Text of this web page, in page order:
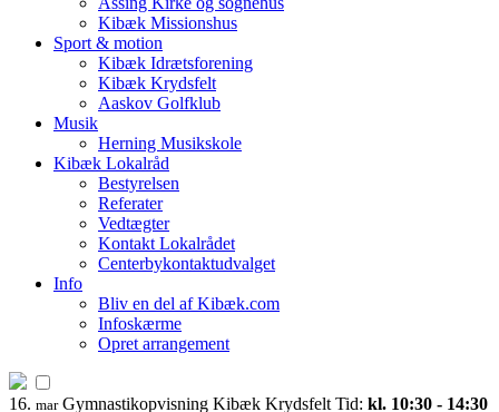
Kibæk Missionshus
Sport & motion
Kibæk Idrætsforening
Kibæk Krydsfelt
Aaskov Golfklub
Musik
Herning Musikskole
Kibæk Lokalråd
Bestyrelsen
Referater
Vedtægter
Kontakt Lokalrådet
Centerbykontaktudvalget
Info
Bliv en del af Kibæk.com
Infoskærme
Opret arrangement
16. mar Gymnastikopvisning Kibæk Krydsfelt Tid: kl. 10:30 - 14:30